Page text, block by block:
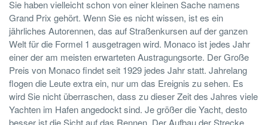
Sie haben vielleicht schon von einer kleinen Sache namens
Grand Prix gehört. Wenn Sie es nicht wissen, ist es ein
jährliches Autorennen, das auf Straßenkursen auf der ganzen
Welt für die Formel 1 ausgetragen wird. Monaco ist jedes Jahr
einer der am meisten erwarteten Austragungsorte. Der Große
Preis von Monaco findet seit 1929 jedes Jahr statt. Jahrelang
flogen die Leute extra ein, nur um das Ereignis zu sehen. Es
wird Sie nicht überraschen, dass zu dieser Zeit des Jahres viele
Yachten im Hafen angedockt sind. Je größer die Yacht, desto
besser ist die Sicht auf das Rennen. Der Aufbau der Strecke